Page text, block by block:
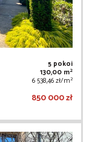
5 pokoi
130,00 m2
6 538,46 zł/m2
850 000 zł